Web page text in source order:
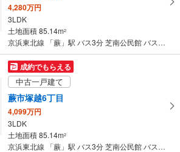
4,280万円
3LDK
土地面積 85.14m2
京浜東北線 「蕨」駅 バス3分 芝南公民館 バス停下車 徒歩10分
成約でもらえる
中古一戸建て
蕨市塚越6丁目
4,099万円
3LDK
土地面積 85.14m2
京浜東北線 「蕨」駅 バス3分 芝南公民館 バス停下車 徒歩10分